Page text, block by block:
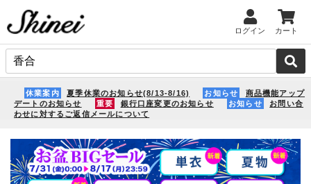
ログイン カート
休業案内 夏季休業のお知らせ(8/13-8/16) お知らせ
商品機能アップ
デートのお知らせ
重要 銀行口座変更のお知らせ お知らせ
お問い合
わせに対するご返信メールについて